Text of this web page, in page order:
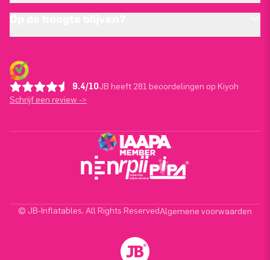
9.4/10JB heeft 281 beoordelingen op Kiyoh
Schrijf een review ->
© JB-Inflatables. All Rights ReservedAlgemene voorwaarden